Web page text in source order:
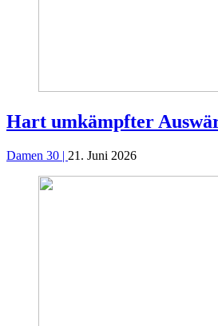
Hart umkämpfter
Damen 30 | 21. Juni 2026